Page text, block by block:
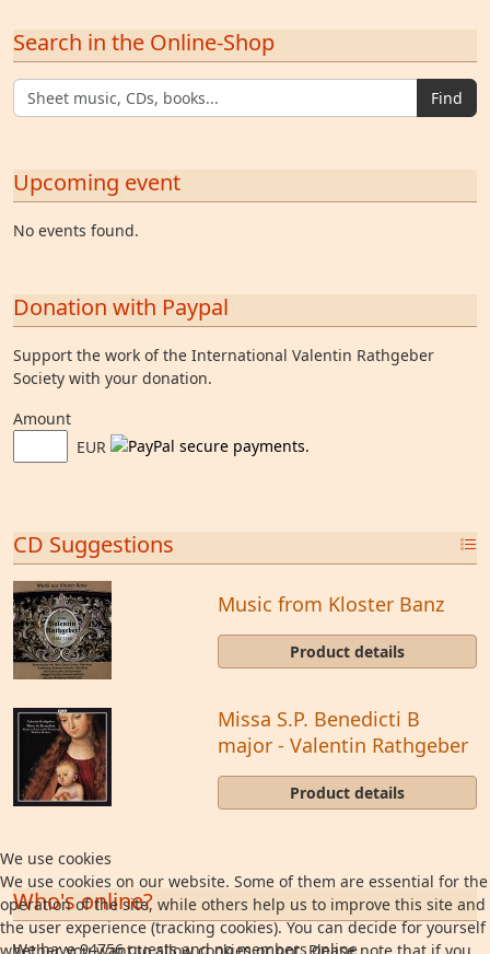
Search in the Online-Shop
Find
Upcoming event
No events found.
Donation with Paypal
Support the work of the International Valentin Rathgeber
Society with your donation.
Amount
EUR
CD Suggestions
Music from Kloster Banz
Product details
Missa S.P. Benedicti B
major - Valentin Rathgeber
Product details
Who's online?
We have 94756 guests and no members online
We use cookies
We use cookies on our website. Some of them are essential for the
operation of the site, while others help us to improve this site and
the user experience (tracking cookies). You can decide for yourself
whether you want to allow cookies or not. Please note that if you